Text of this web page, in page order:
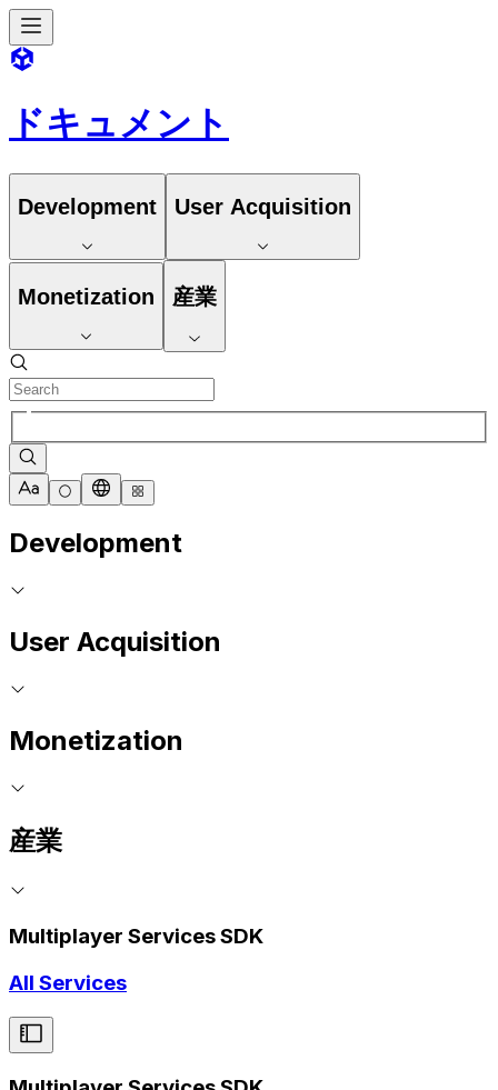
ドキュメント
Development User Acquisition
Monetization 産業
Development
User Acquisition
Monetization
産業
Multiplayer Services SDK
All Services